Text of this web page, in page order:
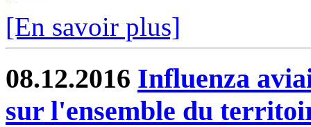
[En savoir plus]
08.12.2016 Influenza
sur l'ensemble du